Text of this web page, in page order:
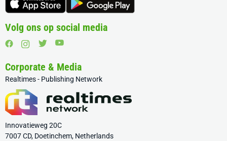
Volg ons op social media
Corporate & Media
Realtimes - Publishing Network
Innovatieweg 20C
7007 CD, Doetinchem, Netherlands